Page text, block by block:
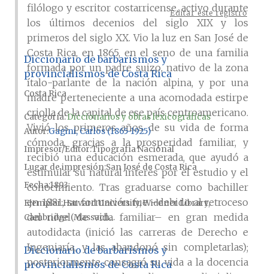
filólogo y escritor costarricense, activo durante
los últimos decenios del siglo XIX y los
primeros del siglo XX. Vio la luz en San José de
Costa Rica, en 1865, en el seno de una familia
formada por un padre suizo, nativo de la zona
ítalo-parlante de la nación alpina, y por una
madre perteneciente a una acomodada estirpe
criolla de la capital de ese país centroamericano.
Vivió los primeros años de su vida de forma
cómoda, gracias a la prosperidad familiar, y
recibió una educación esmerada, que ayudó a
estimular su natural interés por el estudio y el
conocimiento. Tras graduarse como bachiller
en 1881, su formación fue –debido al retroceso
del nivel de vida familiar– en gran medida
autodidacta (inició las carreras de Derecho e
Ingeniaría, y las abandonó sin completarlas);
posteriormente consagró su vida a la docencia
Editar este registro
Diccionario de barbarismos y
provincialismos de Costa Rica
Costa Rica
Categoría:Diccionarios y obras lexicográficas
AutorGagini, Carlos (1865-1925)
Impresor/EditorTipografía Nacional
Lugar de impresiónSan José de Costa Rica
Fecha1893
EjemplarHarvard University, Widener Library,
Cambridge (Massach...
Diccionario de barbarismos y
provincialismos de Costa Rica